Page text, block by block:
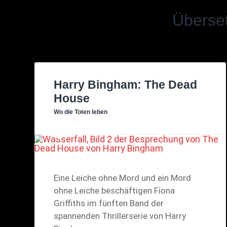
Harry Bingham: The Dead
House
Wo die Toten leben
Eine Leiche ohne Mord und ein Mord
ohne Leiche beschäftigen Fiona
Griffiths im fünften Band der
spannenden Thrillerserie von Harry